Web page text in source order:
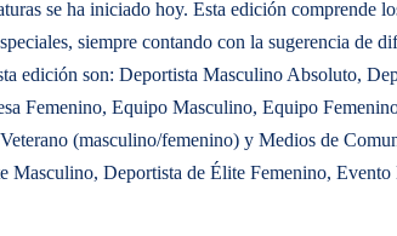
se ha iniciado hoy. Esta edición comprende
siempre contando con la sugerencia de
edición son: Deportista Masculino Absoluto,
Femenino, Equipo Masculino, Equipo
(masculino/femenino) y Medios de
Masculino, Deportista de Élite Femenino,